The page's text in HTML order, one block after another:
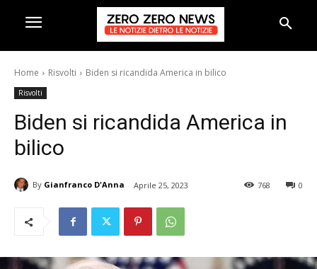
Home Risvolti Biden si ricandida America in bilico
Risvolti
Biden si ricandida America in
bilico
By Gianfranco D'Anna Aprile 25, 2023 0
768